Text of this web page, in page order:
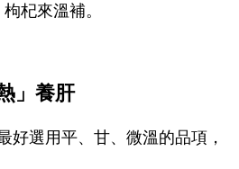
杞來溫補。
」養肝
好選用平、甘、微溫的品項，